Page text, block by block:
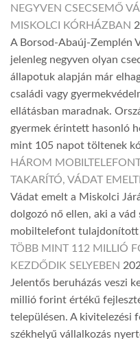
NEGYVEN CSECSEMŐ
MISKOLCI KÓRHÁZBAN
A Borsod-Abaúj-Zemplén
jelenleg negyven olyan
állapotuk alapján már
családi vagy
ellátásban maradnak.
gyermek érintett hasonló
mint 105 napot töltenek
HÁROM
TAKARÍTÓ, VÁDAT
Vádat emelt a Miskolci
dolgozó nő ellen, aki a
mobiltelefont tulajdonított
TÖBB MINT 112 MILLIÓ
KEZDŐDIK SELYEBEN
Jelentős beruházás veszi
millió forint értékű
településen. A kivitelezési
székhelyű vállalkozás